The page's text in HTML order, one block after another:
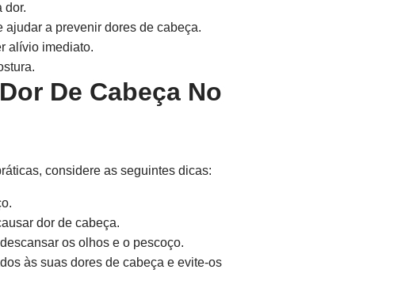
dor.
ajudar a prevenir dores de cabeça.
alívio imediato.
De Cabeça No
considere as seguintes dicas:
dor de cabeça.
os olhos e o pescoço.
às suas dores de cabeça e evite-os